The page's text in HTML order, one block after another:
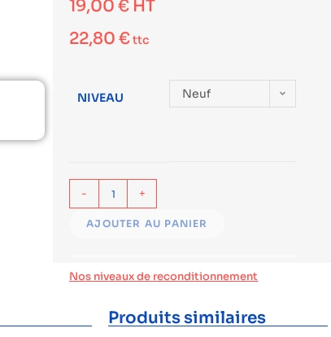
19,00€ HT
22,80€ttc
NIVEAU Neuf
- +
AJOUTER AU PANIER
Nos niveaux de reconditionnement
Produits similaires